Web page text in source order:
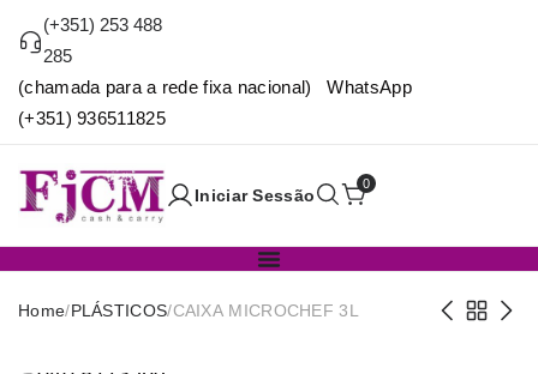
(+351) 253 488
285
(chamada para a rede fixa nacional) WhatsApp
(+351) 936511825
Iniciar Sessão
0
Home/PLÁSTICOS/CAIXA MICROCHEF 3L